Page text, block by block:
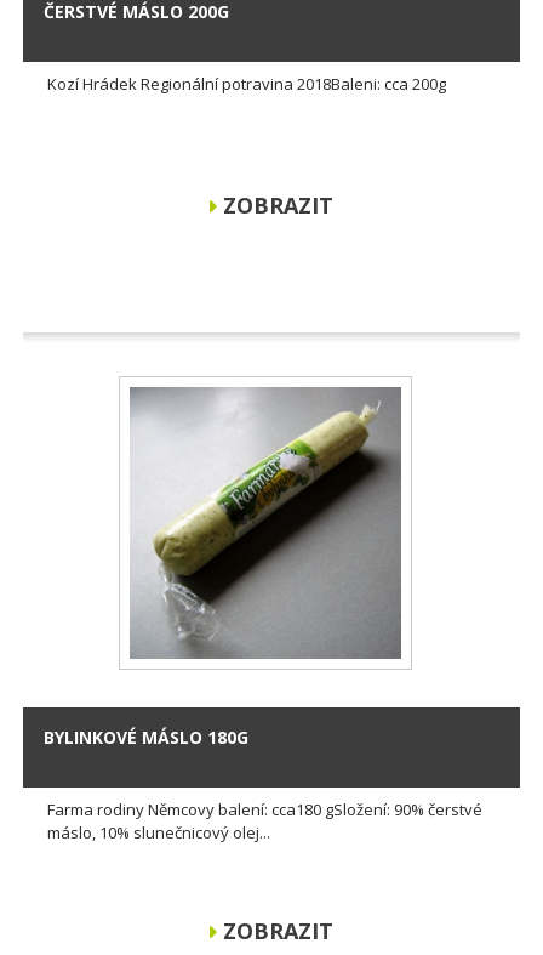
ČERSTVÉ MÁSLO 200G
Kozí Hrádek Regionální potravina 2018Baleni: cca 200g
ZOBRAZIT
BYLINKOVÉ MÁSLO 180G
Farma rodiny Němcovy balení: cca180 gSložení: 90% čerstvé
máslo, 10% slunečnicový olej...
ZOBRAZIT